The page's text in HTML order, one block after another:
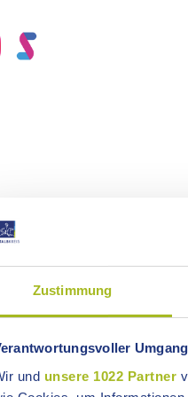
Zustimmung
und unsere 1022 Partner
Beratung, Planung, P...